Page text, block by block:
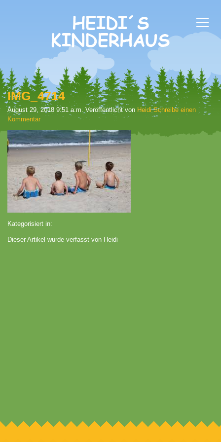
IMG_4714
August 29, 2018 9:51 a.m. Veröffentlicht von Heidi Schreibe einen
Kommentar
Kategorisiert in:
Dieser Artikel wurde verfasst von Heidi